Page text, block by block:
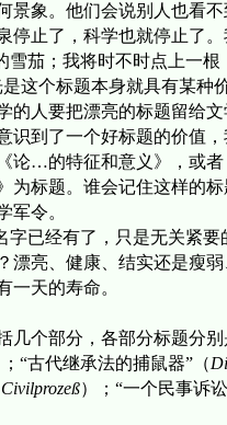
景象。他们会说别人也看
停止了，科学也就停止了
雪茄；我将时不时点上一
这个标题本身就具有某
的人要把漂亮的标题留给
识到了一个好标题的价值
论…的特征和意义》，或
为标题。谁会记住这样的
军令。
字已经有了，只是无关紧
漂亮、健康、结实还是瘦
一天的寿命。
几个部分，各部分标题分别
“古代继承法的捕鼠器”（
）； “一个民事诉